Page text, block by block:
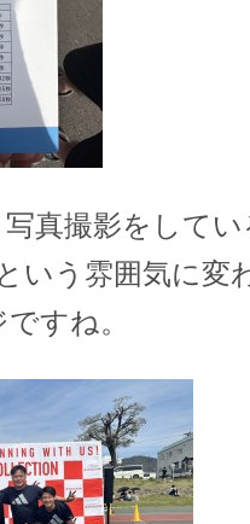
真撮影をして
いう雰囲気に変
すね。